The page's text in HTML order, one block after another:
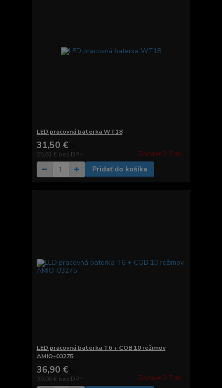
LED pracovná baterka WT18
31,50 €
25,61 € bez DPH Zvyčajne 2-7 dni.
Pridať do košíka
LED pracovná baterka T6 + COB 10 režimov
AMIO-03275
36,90 €
30,00 € bez DPH Zvyčajne 2-7 dni.